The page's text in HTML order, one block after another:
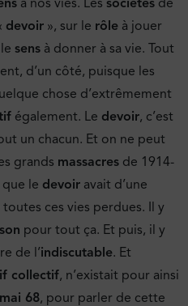
devoir », sur le rôle à jouer
sens à donner à sa vie. Tout
d’un côté, puisque les
chose d’extrêmement
également. Le devoir, c’est
un chacun. Et on ne peut
grands massacres de 1914-
que le devoir avait d’une
ces vies perdues. Il y
pour tout ça. Et puis, il y
de l’indiscutable. Et
collectif, n’existait pour ainsi
mai 68, pour parler de cette